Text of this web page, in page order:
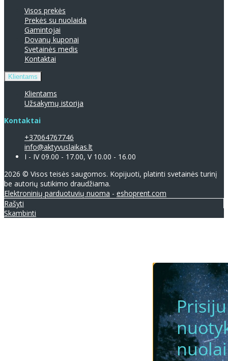
Visos prekės
Prekės su nuolaida
Gamintojai
Dovanų kuponai
Svetainės medis
Kontaktai
Klientams
Klientams
Užsakymų istorija
Kontaktai
+37064767746
info@aktyvuslaikas.lt
I - IV 09.00 - 17.00, V 10.00 - 16.00
2026 © Visos teisės saugomos. Kopijuoti, platinti svetainės turinį
be autorių sutikimo draudžiama.
Elektroninių parduotuvių nuoma - eshoprent.com
Rašyti
Skambinti